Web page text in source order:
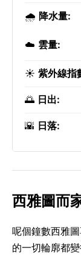
🌧️ 降水量:
☁️ 雲量:
☀️ 紫外線指
🌅 日出:
🌇 日落:
西雅圖而
呢個鐘數西雅
的一切輪廓都